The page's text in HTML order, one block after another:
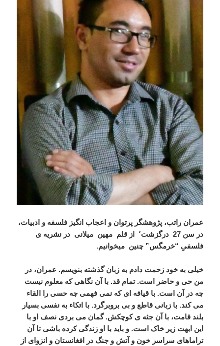
عمران راتب، پژوهشگر پرتوان و اعجاب انگیز فلسفه و ادبیات،
در سن 27 درگزشت٬
از قلم مهین میلانی در نشریه ی
فلسفیِ “خرمگس” چنین میخوانیم.
خیلی به خود زحمت دادم به زبان گذشته بنویسم. عمران، در
من حی و حاضر است.تمام قد.با آن نگاهی که معلوم نیست
چه در آن است.با قیافه ای که نمی فهمی چه حسی را
القاء
می کند.با زبانی قاطع و بی بروبرگرد.با اتکاء به نفسی بسیار
بلند قامت، با آن جثه ی کوچکش.گمان می بردی نصف او با
این ابهت زیر خاک است.و باید با او زندگی کرده باشی تا آن
تراماهای سراسر خون و آتش و جنگ در افغانستان و انزوای از